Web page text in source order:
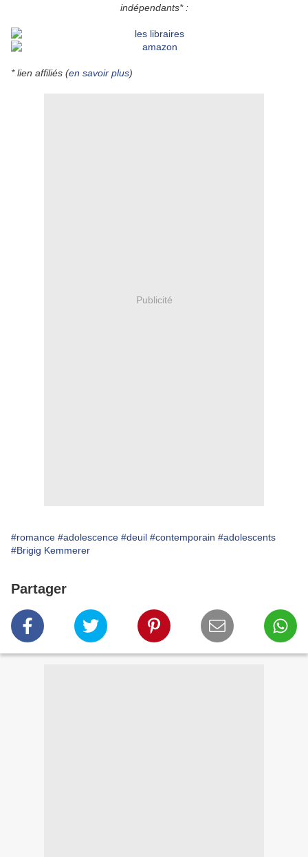
indépendants* :
* lien affiliés (en savoir plus)
Publicité
#romance #adolescence #deuil #contemporain #adolescents
#Brigig Kemmerer
Partager